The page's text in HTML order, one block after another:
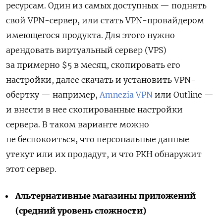
ресурсам. Один из самых доступных — поднять
свой VPN-сервер, или стать VPN-провайдером
имеющегося продукта. Для этого нужно
арендовать виртуальный сервер (VPS)
за примерно $5 в месяц, скопировать его
настройки, далее скачать и установить VPN-
обертку — например, Amnezia VPN или Outline —
и внести в нее скопированные настройки
сервера. В таком варианте можно
не беспокоиться, что персональные данные
утекут или их продадут, и что РКН обнаружит
этот сервер.
Альтернативные магазины приложений
(средний уровень сложности)